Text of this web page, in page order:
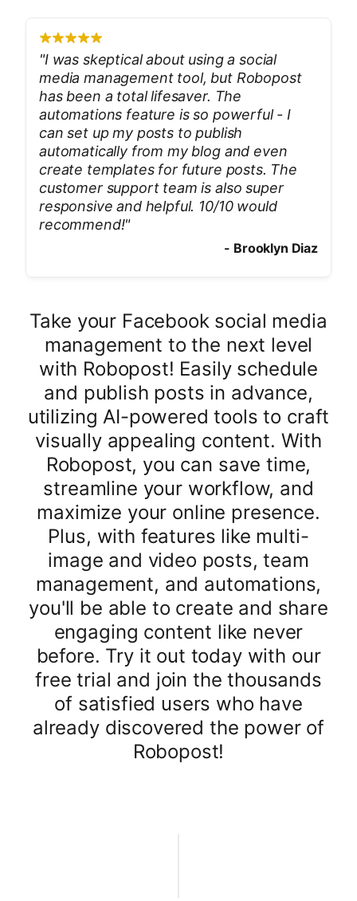
"I was skeptical about using a social
media management tool, but Robopost
has been a total lifesaver. The
automations feature is so powerful - I
can set up my posts to publish
automatically from my blog and even
create templates for future posts. The
customer support team is also super
responsive and helpful. 10/10 would
recommend!"
- Brooklyn Diaz
Take your Facebook social media
management to the next level
with Robopost! Easily schedule
and publish posts in advance,
utilizing AI-powered tools to craft
visually appealing content. With
Robopost, you can save time,
streamline your workflow, and
maximize your online presence.
Plus, with features like multi-
image and video posts, team
management, and automations,
you'll be able to create and share
engaging content like never
before. Try it out today with our
free trial and join the thousands
of satisfied users who have
already discovered the power of
Robopost!